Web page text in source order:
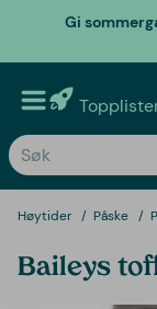
Gi
Høytider Påske
Baileys